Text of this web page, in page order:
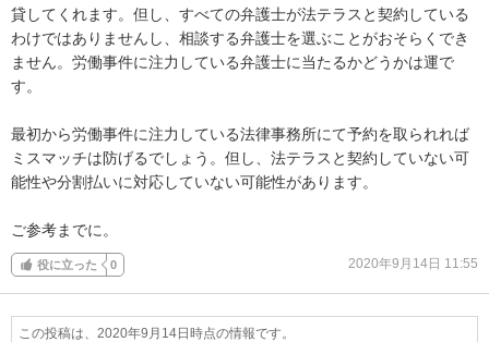
貸してくれます。但し、すべての弁護士が法テラスと契約している
わけではありませんし、相談する弁護士を選ぶことがおそらくでき
ません。労働事件に注力している弁護士に当たるかどうかは運で
す。
最初から労働事件に注力している法律事務所にて予約を取られれば
ミスマッチは防げるでしょう。但し、法テラスと契約していない可
能性や分割払いに対応していない可能性があります。
ご参考までに。
役に立った 0 2020年9月14日 11:55
この投稿は、2020年9月14日時点の情報です。